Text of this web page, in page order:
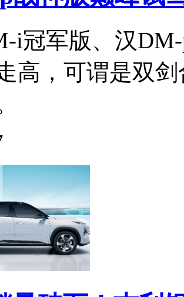
i冠军版、汉
高，可谓是双